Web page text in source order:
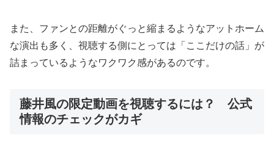
また、ファンとの距離がぐっと縮まるようなアットホーム
な演出も多く、視聴する側にとっては「ここだけの話」が
詰まっているようなワクワク感があるのです。
藤井風の限定動画を視聴するには？ 公式
情報のチェックがカギ